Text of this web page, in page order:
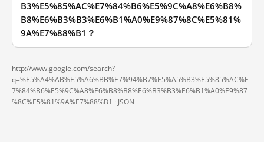
B3%E5%85%AC%E7%84%B6%E5%9C%A8%E6%B8%
B8%E6%B3%B3%E6%B1%A0%E9%87%8C%E5%81%
9A%E7%88%B1？
http://www.google.com/search?
q=%E5%A4%AB%E5%A6%BB%E7%94%B7%E5%A5%B3%E5%85%AC%E
7%84%B6%E5%9C%A8%E6%B8%B8%E6%B3%B3%E6%B1%A0%E9%87
%8C%E5%81%9A%E7%88%B1 · JSON